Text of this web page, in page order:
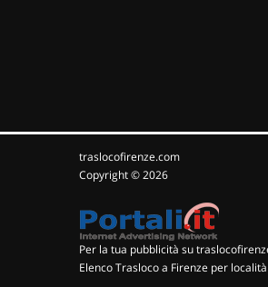
traslocofirenze.com
Copyright © 2026
Per la tua pubblicità su
Elenco Trasloco a Firenze per località